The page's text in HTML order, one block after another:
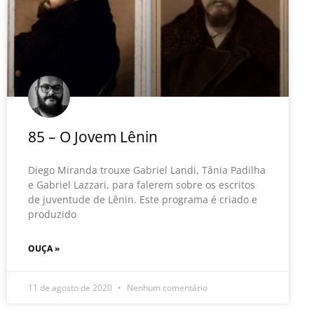
85 – O Jovem Lênin
Diego Miranda trouxe Gabriel Landi, Tânia Padilha
e Gabriel Lazzari, para falerem sobre os escritos
de juventude de Lênin. Este programa é criado e
produzido
OUÇA »
11 de agosto de 2020 Nenhum comentário